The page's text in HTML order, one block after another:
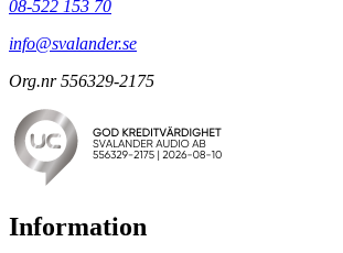
08-522 153 70
info@svalander.se
Org.nr 556329-2175
Information